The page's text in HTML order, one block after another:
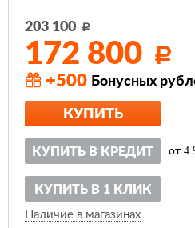
203 100 Р
172 800
Р
+500 Бонусных
КУПИТЬ
КУПИТЬ В КРЕДИТ от 4
КУПИТЬ В 1 КЛИК
Наличие в магазинах